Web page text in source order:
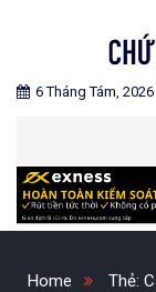
CHỨNG
Blog chia sẻ về
6 Tháng Tám,
Home Thẻ: